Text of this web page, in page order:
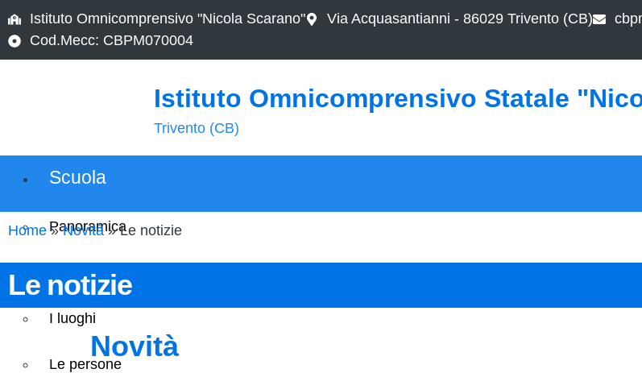
Istituto Omnicomprensivo "Nicola Scarano" Via Acquasantianni - 86029 Trivento (CB)
Cod.Mecc: CBPM070004
Istituto Omnicomprensivo Statale
Trivento (CB)
Scuola
Panoramica
Presentazione
I luoghi
Le persone
Home »Novità»Le notizie
Le notizie
Novità